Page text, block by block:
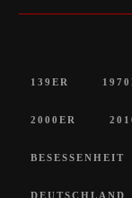
139ER
2000ER
BESESSENHEIT
DEUTSCHLAND